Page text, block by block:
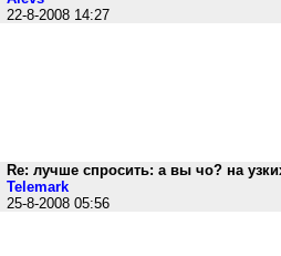
22-8-2008 14:27
Re: лучше спросить: а вы чо? на
Telemark
25-8-2008 05:56